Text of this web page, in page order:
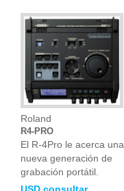
Roland
R4-PRO
El R-4Pro le acerca una
nueva generación de
grabación portátil.
USD consultar